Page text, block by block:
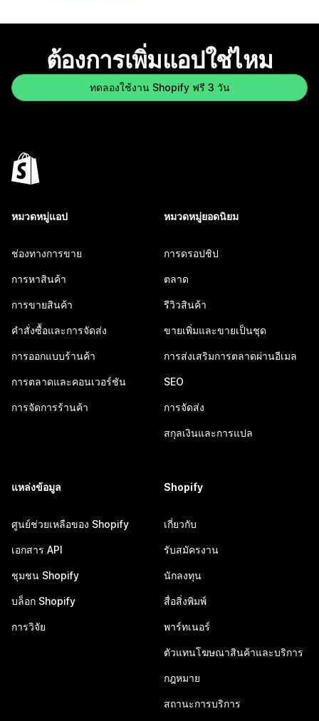
ต้องการเพิ่มแอปใช่ไหม
ทดลองใช้งาน Shopify ฟรี 3 วัน
หมวดหมู่แอป
ช่องทางการขาย
การหาสินค้า
การขายสินค้า
คำสั่งซื้อและการจัดส่ง
การออกแบบร้านค้า
การตลาดและคอนเวอร์ชัน
การจัดการร้านค้า
หมวดหมู่ยอดนิยม
การดรอปชิป
ตลาด
รีวิวสินค้า
ขายเพิ่มและขายเป็นชุด
การส่งเสริมการตลาดผ่านอีเมล
SEO
การจัดส่ง
สกุลเงินและการแปล
แหล่งข้อมูล
ศูนย์ช่วยเหลือของ Shopify
เอกสาร API
ชุมชน Shopify
บล็อก Shopify
การวิจัย
Shopify
เกี่ยวกับ
รับสมัครงาน
นักลงทุน
สื่อสิ่งพิมพ์
พาร์ทเนอร์
ตัวแทนโฆษณาสินค้าและบริการ
กฎหมาย
สถานะการบริการ